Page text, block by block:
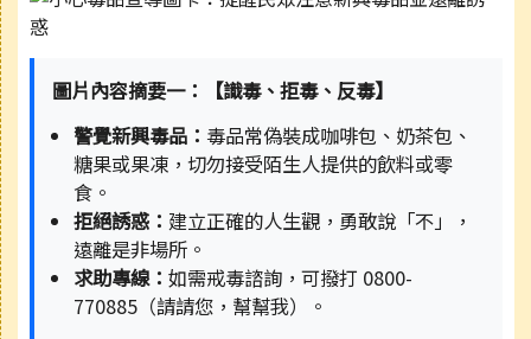
圖片內容摘要一：【識毒、拒毒、反毒】
警覺新興毒品： 毒品常偽裝成咖啡包、奶茶包、
糖果或果凍，切勿接受陌生人提供的飲料或零
食。
拒絕誘惑： 建立正確的人生觀，勇敢說「不」，
遠離是非場所。
求助專線：如需戒毒諮詢，可撥打 0800-
770885（請請您，幫幫我）。